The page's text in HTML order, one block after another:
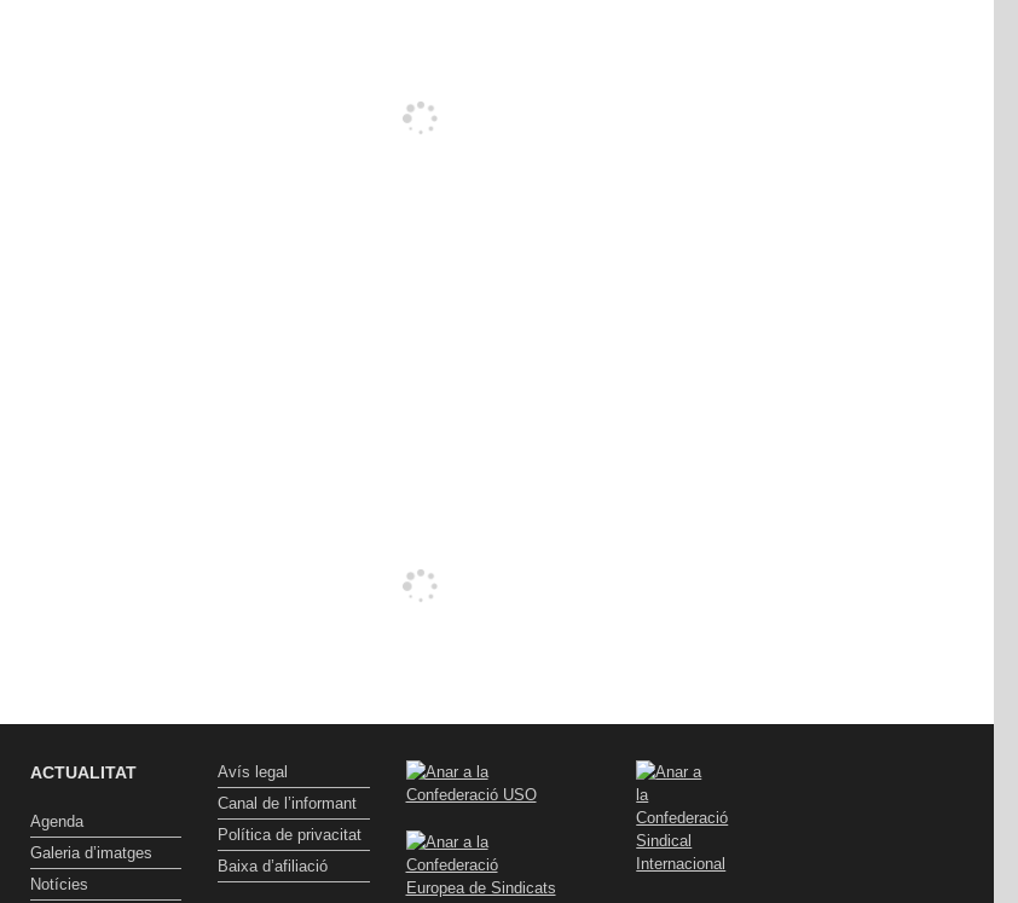
ACTUALITAT
Agenda
Galeria d’imatges
Notícies
Avís legal
Canal de l’informant
Política de privacitat
Baixa d’afiliació